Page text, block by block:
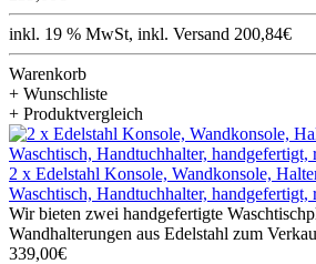
inkl. 19 % MwSt, inkl. Versand 200,84€
Warenkorb
+ Wunschliste
+ Produktvergleich
2 x Edelstahl Konsole, Wandkonsole,
Waschtisch, Handtuchhalter,
Wir bieten zwei handgefertigte
Wandhalterungen aus Edelstahl zum
339,00€